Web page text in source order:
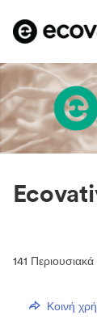
141 Περιουσιακά
Κοινή